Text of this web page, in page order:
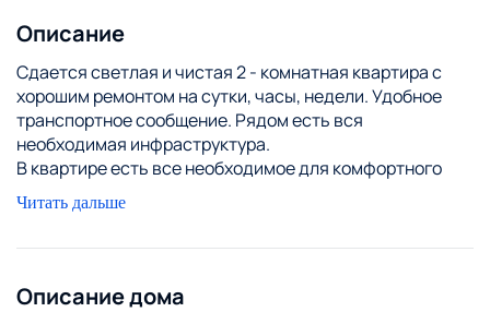
Описание
Сдается светлая и чистая 2 - комнатная квартира с
хорошим ремонтом на сутки, часы, недели. Удобное
транспортное сообщение. Рядом есть вся
необходимая инфраструктура.
В квартире есть все необходимое для комфортного
пребывания: телевизор, холодильник, микроволновая
печь, посуда, всегда чистые полотенца и постельное
безналичный расчёт. Предоставляются чеки.
Читать дальше
Описание дома